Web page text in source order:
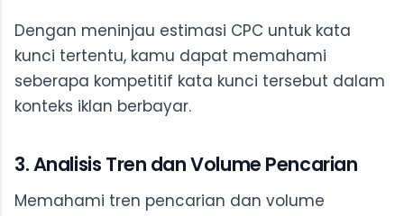
Dengan meninjau estimasi CPC untuk kata
kunci tertentu, kamu dapat memahami
seberapa kompetitif kata kunci tersebut dalam
konteks iklan berbayar.
3. Analisis Tren dan Volume Pencarian
Memahami tren pencarian dan volume